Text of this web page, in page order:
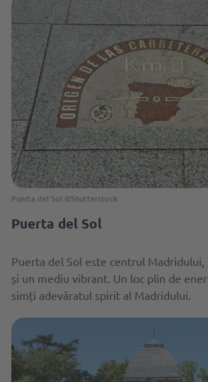
Puerta del Sol ©Shutterstock
Puerta del Sol
Puerta del Sol este centrul Madridului,
și un mediu vibrant. Un loc plin de
simți adevăratul spirit al Madridului.